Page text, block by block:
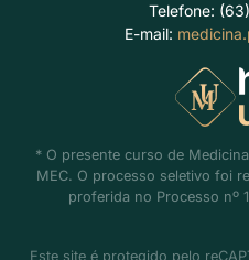
Telefone:
E-mail:
* O presente curso de
MEC. O processo seletivo foi
proferida no Processo nº
Este site é protegido pelo